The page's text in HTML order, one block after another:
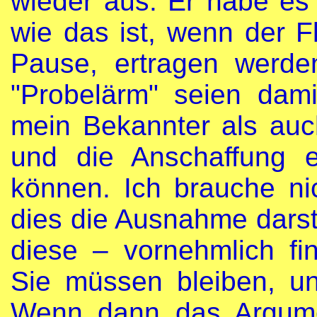
wie das ist, wenn der
Pause, ertragen
"Probelärm" seien
mein Bekannter als
und die Anschaffung
können. Ich brauche
dies die Ausnahme
diese – vornehmlich
Sie müssen bleiben,